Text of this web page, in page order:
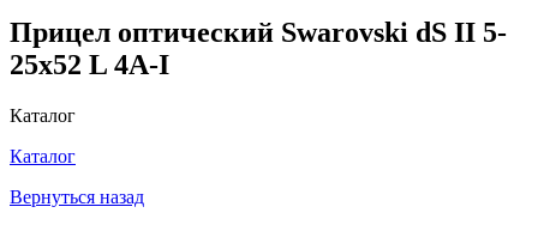
Прицел оптический Swarovski dS II 5-
25x52 L 4A-I
Каталог
Каталог
Вернуться назад